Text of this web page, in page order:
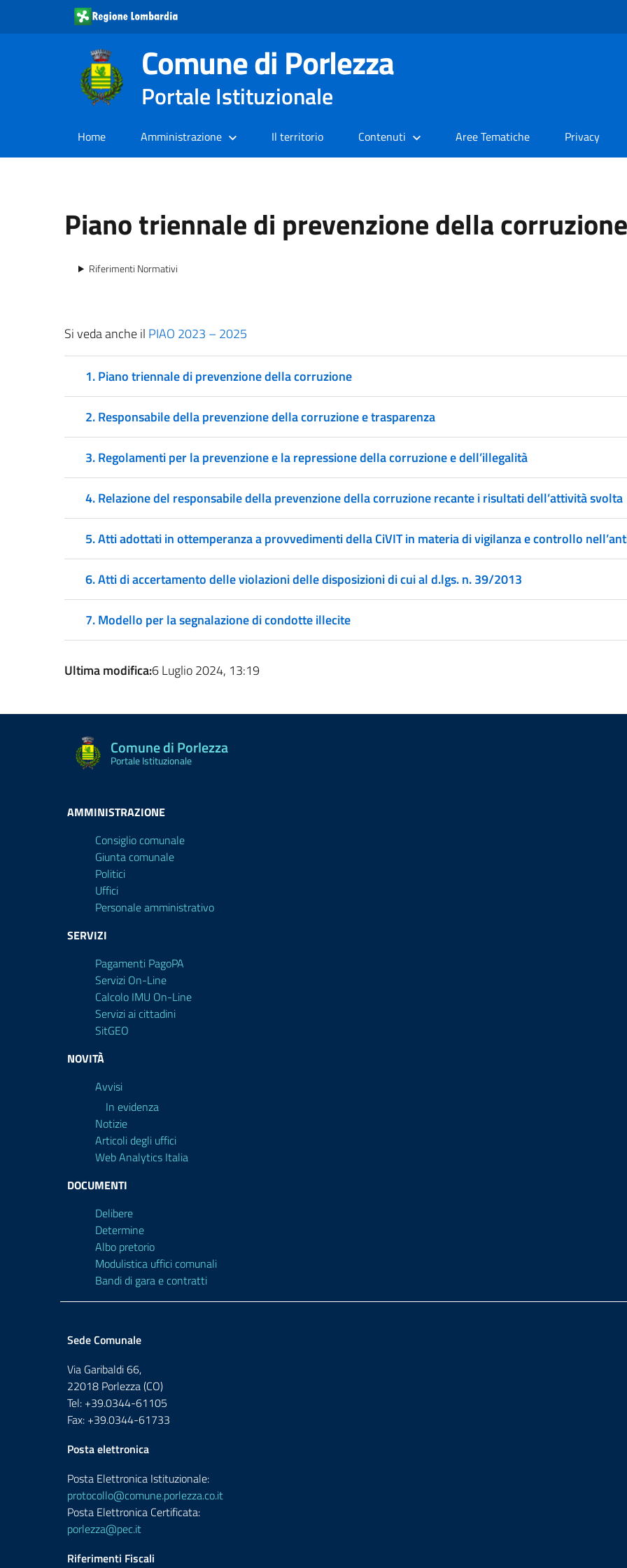
Comune di Porlezza
Portale Istituzionale
Home Amministrazione Il territorio Contenuti Aree Tematiche Privacy
Piano triennale di prevenzione della
Riferimenti Normativi
Si veda anche il PIAO 2023 – 2025
1. Piano triennale di prevenzione della corruzione
2. Responsabile della prevenzione della corruzione e trasparenza
3. Regolamenti per la prevenzione e la repressione della corruzione e dell’illegalità
4. Relazione del responsabile della prevenzione della corruzione recante i risultati dell’attività svolta
5. Atti adottati in ottemperanza a provvedimenti della CiVIT in materia di vigilanza e controllo
6. Atti di accertamento delle violazioni delle disposizioni di cui al d.lgs. n. 39/2013
7. Modello per la segnalazione di condotte illecite
Ultima modifica:6 Luglio 2024, 13:19
Comune di Porlezza
Portale Istituzionale
AMMINISTRAZIONE
Consiglio comunale
Giunta comunale
Politici
Uffici
Personale amministrativo
SERVIZI
Pagamenti PagoPA
Servizi On-Line
Calcolo IMU On-Line
Servizi ai cittadini
SitGEO
NOVITÀ
Avvisi
In evidenza
Notizie
Articoli degli uffici
Web Analytics Italia
DOCUMENTI
Delibere
Determine
Albo pretorio
Modulistica uffici comunali
Bandi di gara e contratti
Sede Comunale
Via Garibaldi 66,
22018 Porlezza (CO)
Tel: +39.0344-61105
Fax: +39.0344-61733
Posta elettronica
Posta Elettronica Istituzionale:
protocollo@comune.porlezza.co.it
Posta Elettronica Certificata:
porlezza@pec.it
Riferimenti Fiscali